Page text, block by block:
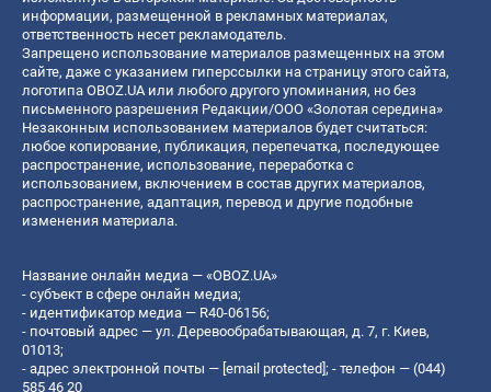
информации, размещенной в рекламных материалах,
ответственность несет рекламодатель.
Запрещено использование материалов размещенных на этом
сайте, даже с указанием гиперссылки на страницу этого сайта,
логотипа OBOZ.UA или любого другого упоминания, но без
письменного разрешения Редакции/ООО «Золотая середина»
Незаконным использованием материалов будет считаться:
любое копирование, публикация, перепечатка, последующее
распространение, использование, переработка с
использованием, включением в состав других материалов,
распространение, адаптация, перевод и другие подобные
изменения материала.
Название онлайн медиа — «OBOZ.UA»
- субъект в сфере онлайн медиа;
- идентификатор медиа — R40-06156;
- почтовый адрес — ул. Деревообрабатывающая, д. 7, г. Киев,
01013;
- адрес электронной почты — [email protected]; - телефон — (044)
585 46 20